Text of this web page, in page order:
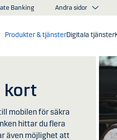
Banking Andra sidor
Produkter & tjänsterDigitala tjänster
kort
mobilen för säkra
hittar du flera
även möjlighet att